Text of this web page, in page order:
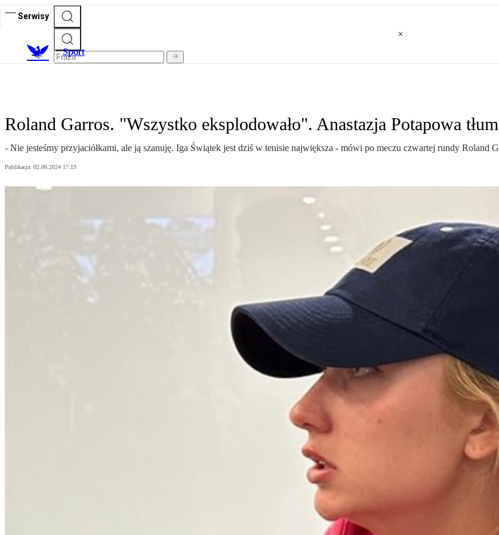
Serwisy
Sport
Roland Garros. "Wszystko eksplodowało". Anastazja Potapowa
- Nie jesteśmy przyjaciółkami, ale ją szanuję. Iga Świątek jest dziś w tenisie największa - mówi po meczu czwartej rundy Roland
Publikacja: 02.06.2024 17:19